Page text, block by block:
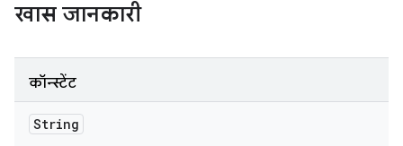
खास जानकारी
कॉन्स्टेंट
String